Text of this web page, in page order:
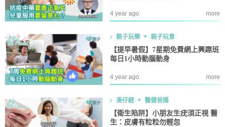
4 year ago more
親子玩樂 親子玩意
【提早暑假】7星期免費網上興趣班
每日1小時動腦動身
4 year ago more
湊仔經 醫健爸媽
【衛生陷阱】小朋友生疣須正視 醫
生：皮膚有粒粒勿輕忽